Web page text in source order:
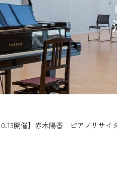
開催】赤木陽香 ピアノリサイ